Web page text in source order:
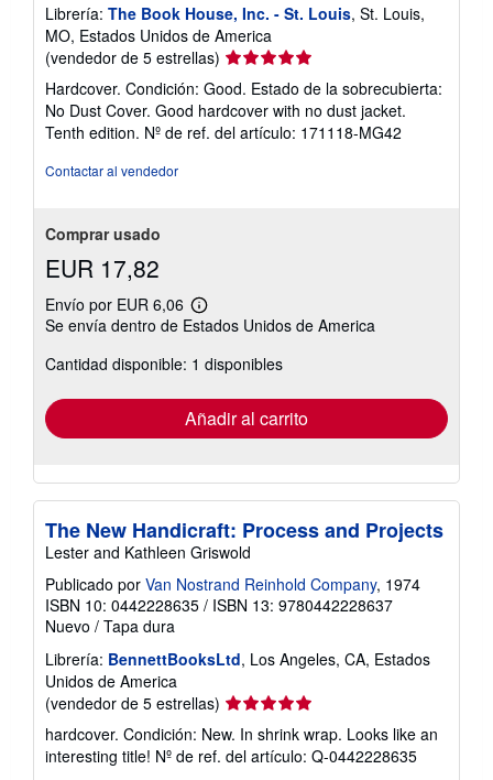
Librería: The Book House, Inc. - St. Louis, St. Louis,
MO, Estados Unidos de America
(vendedor de 5 estrellas) Calificación
del
vendedor:
5
de
Hardcover. Condición: Good. Estado de la sobrecubierta:
No Dust Cover. Good hardcover with no dust jacket.
Tenth edition. Nº de ref. del artículo: 171118-MG42
Contactar al vendedor
Comprar usado
EUR 17,82
Envío por EUR 6,06
Más
información
las
tarifas
envío
Se envía dentro de Estados Unidos de America
Cantidad disponible: 1 disponibles
Añadir al carrito
The New Handicraft: Process and Projects
Lester and Kathleen Griswold
Publicado por Van Nostrand Reinhold Company, 1974
ISBN 10: 0442228635 / ISBN 13: 9780442228637
Nuevo / Tapa dura
Librería: BennettBooksLtd, Los Angeles, CA, Estados
Unidos de America
(vendedor de 5 estrellas) Calificación
del
vendedor:
5
hardcover. Condición: New. In shrink wrap. Looks like an
interesting title! Nº de ref. del artículo: Q-0442228635